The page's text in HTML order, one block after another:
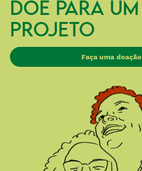
DOE PARA UM
PROJETO
Faça uma doação